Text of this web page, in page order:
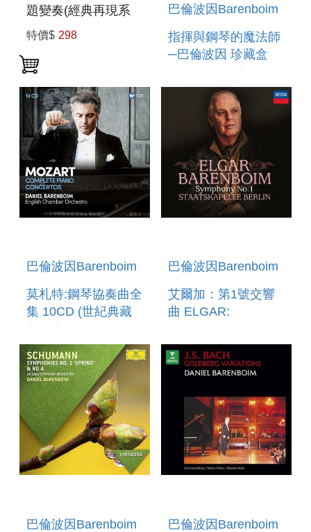
題變奏(經典再現系
列) BEETHOVEN:
DIABELLI
VARIATIONS
特價$ 298
巴倫波因Barenboim
指揮與鋼琴的魔法師
─巴倫波因 珍藏盒
BERLINER
PHILHARMONIKER
/ DANIEL
BARENBOIM BOX
巴倫波因Barenboim
莫札特:鋼琴協奏曲全
集 10CD (世紀典藏
THE COMPLETE
PIANO
CONCERTOS
巴倫波因Barenboim
艾爾加：第1號交響
曲 ELGAR:
巴倫波因Barenboim
巴倫波因Barenboim